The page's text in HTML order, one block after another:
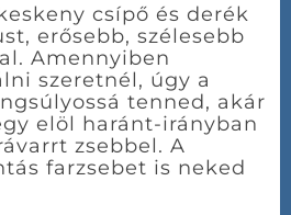
csípő és derék
erősebb, szélesebb
Amennyiben
szeretnél, úgy a
tenned, akár
elöl haránt-irányban
zsebbel. A
farzsebet is neked